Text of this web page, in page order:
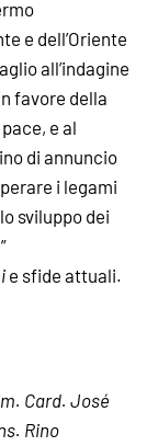
e dell’Oriente
all’indagine
favore della
e al
di annuncio
i legami
sviluppo dei
e sfide attuali.
Card. José
Rino